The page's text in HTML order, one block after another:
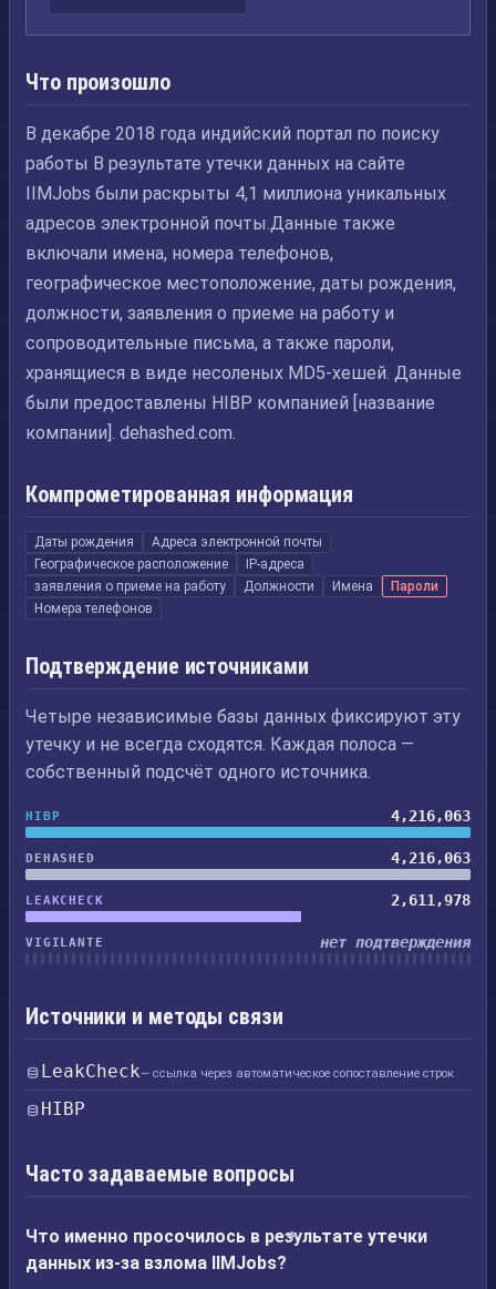
Что произошло
В декабре 2018 года индийский портал по поиску
работы В результате утечки данных на сайте
IIMJobs были раскрыты 4,1 миллиона уникальных
адресов электронной почты.Данные также
включали имена, номера телефонов,
географическое местоположение, даты рождения,
должности, заявления о приеме на работу и
сопроводительные письма, а также пароли,
хранящиеся в виде несоленых MD5-хешей. Данные
были предоставлены HIBP компанией [название
компании]. dehashed.com.
Компрометированная информация
Даты рождения
Адреса электронной почты
Географическое расположение
IP-адреса
заявления о приеме на работу
Должности Имена
Пароли
Номера телефонов
Подтверждение источниками
Четыре независимые базы данных фиксируют эту
утечку и не всегда сходятся. Каждая полоса —
собственный подсчёт одного источника.
HIBP 4,216,063
DEHASHED 4,216,063
LEAKCHECK 2,611,978
VIGILANTE нет подтверждения
Источники и методы связи
LeakCheck— ссылка через автоматическое сопоставление строк
HIBP
Часто задаваемые вопросы
Что именно просочилось в результате утечки
данных из-за взлома IIMJobs?